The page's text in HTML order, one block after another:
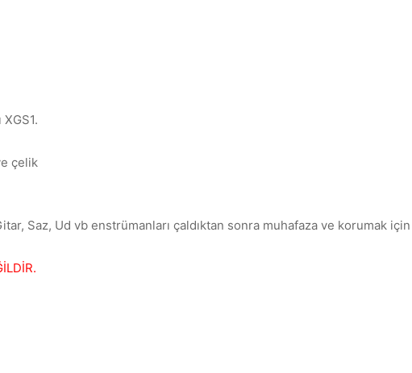
çelik
Saz, Ud vb enstrümanları çaldıktan sonra muhafaza ve korumak için